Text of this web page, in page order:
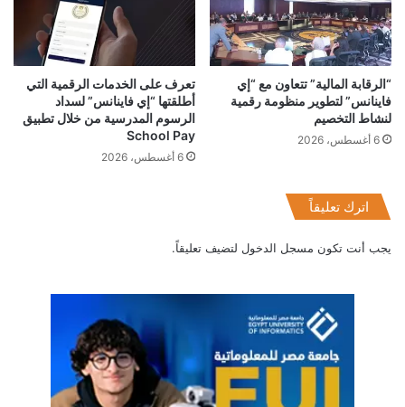
لسنوات قادمة. لذا، يعد إتقان كيفية التعلم أمرًا ضروريًا، إلى جانب
المهارات القابلة للتطبيق، بغض النظر عن المسار الوظيفي للشخص.
ويلعب رواد الأعمال دورًا رئيسيًا في الاقتصاد، وقد أفادت إدارة
المشاريع الصغيرة بالولايات المتحدة أن الشركات الصغيرة أضافت
47.5 في المائة من القوى العاملة في الدولة. أما مجلة فوربس
Forbes فوجدت أن الاقتصاد العالمي للشركات الناشئة قد أضاف
يناضلون من أجل تطوير المهارات التي يحتاجونها وكذلك للعثور على
المواهب المؤهلة. لذا، يمكن لرواد الأعمال من خلال هذه الفرصة
إطلاق فكرة مشروعهم والتقدم في مسيرتهم المهنية وتحسين
إمكانياتهم وفرصهم والتأثير في المحيطين بهم.
“الرقابة المالية” تتعاون مع “إي
فاينانس” لتطوير منظومة رقمية
لنشاط التخصيم
6 أغسطس، 2026
تعرف على الخدمات الرقمية التي
أطلقتها “إي فاينانس” لسداد
الرسوم المدرسية من خلال تطبيق
School Pay
6 أغسطس، 2026
اترك تعليقاً
يجب أنت تكون مسجل الدخول لتضيف تعليقاً.